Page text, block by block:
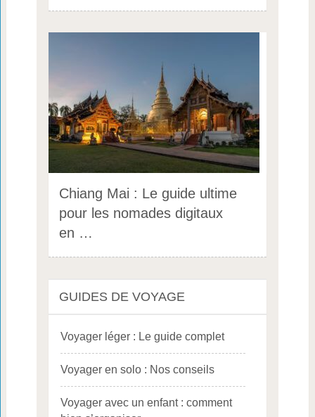
Chiang Mai : Le guide ultime
pour les nomades digitaux
en …
GUIDES DE VOYAGE
Voyager léger : Le guide complet
Voyager en solo : Nos conseils
Voyager avec un enfant : comment